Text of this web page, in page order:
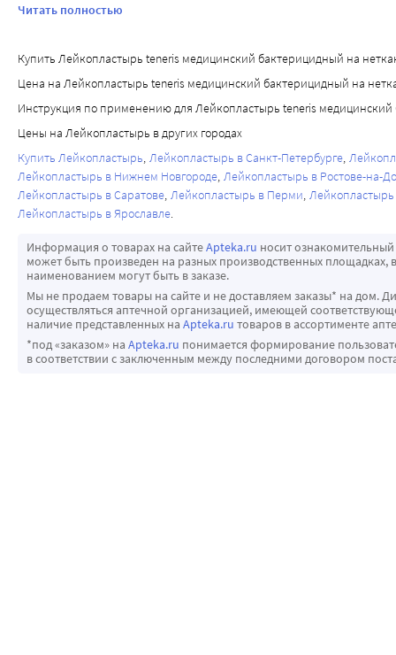
травмировал ее. Остатки клея не могла смыть ничем!
Читать полностью
Купить Лейкопластырь teneris медицинский бактерицидный на
Цена на Лейкопластырь teneris медицинский бактерицидный на
Инструкция по применению для Лейкопластырь teneris
Цены на Лейкопластырь в других городах
Купить Лейкопластырь Лейкопластырь в Санкт-Петербурге
Лейкопластырь в Нижнем Новгороде Лейкопластырь в Ростове-на-
Лейкопластырь в Саратове Лейкопластырь в Перми
Лейкопластырь в Ярославле
Информация о товарах на сайтеApteka.ru носит
может быть произведен на разных производственных
наименованием могут быть в заказе.
Мы не продаем товары на сайте и не доставляем заказы* на дом.
осуществляться аптечной организацией, имеющей
наличие представленных на Apteka.ru товаров в ассортименте
*под «заказом» на Apteka.ru понимается формирование
в соответствии с заключенным между последними договором